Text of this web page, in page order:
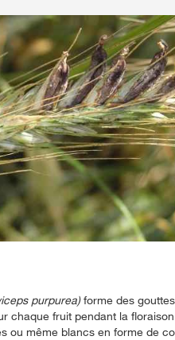
purpurea)forme des gouttes
chaque fruit pendant la
ou même blancs en forme de